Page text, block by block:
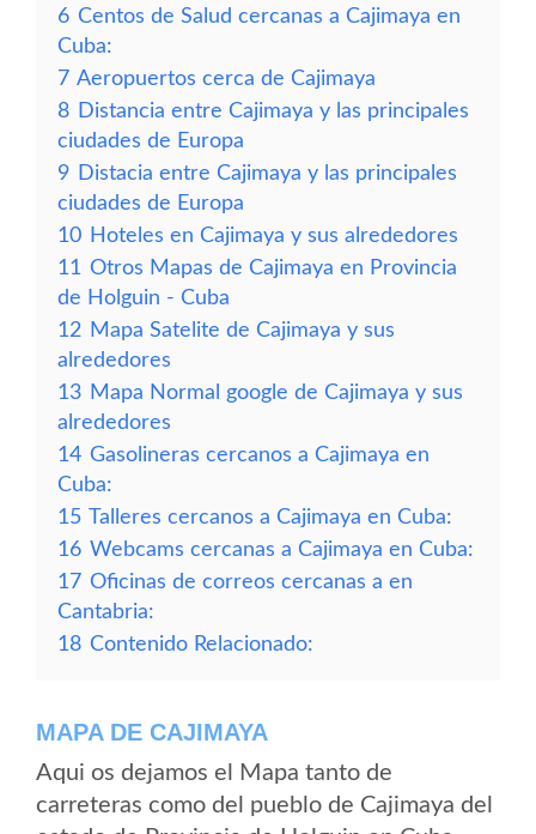
6 Centos de Salud cercanas a Cajimaya en
Cuba:
7 Aeropuertos cerca de Cajimaya
8 Distancia entre Cajimaya y las principales
ciudades de Europa
9 Distacia entre Cajimaya y las principales
ciudades de Europa
10 Hoteles en Cajimaya y sus alrededores
11 Otros Mapas de Cajimaya en Provincia
de Holguin - Cuba
12 Mapa Satelite de Cajimaya y sus
alrededores
13 Mapa Normal google de Cajimaya y sus
alrededores
14 Gasolineras cercanos a Cajimaya en
Cuba:
15 Talleres cercanos a Cajimaya en Cuba:
16 Webcams cercanas a Cajimaya en Cuba:
17 Oficinas de correos cercanas a en
Cantabria:
18 Contenido Relacionado:
MAPA DE CAJIMAYA
Aqui os dejamos el Mapa tanto de
carreteras como del pueblo de Cajimaya del